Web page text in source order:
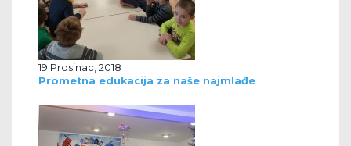
19 Prosinac, 2018
Prometna edukacija za naše najmlađe